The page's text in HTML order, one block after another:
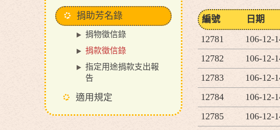
捐助芳名錄
捐物徵信錄
捐款徵信錄
指定用途捐款支出報
告
適用規定
編號 日期
12781
106-12-
12782
106-12-
12783
106-12-
12784
106-12-
12785
106-12-